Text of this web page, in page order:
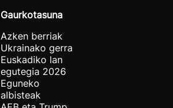
Gaurkotasuna
Azken berriak
Ukrainako gerra
Euskadiko lan
egutegia 2026
Eguneko
albisteak